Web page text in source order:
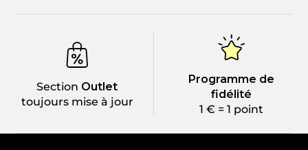
Section Outlet
toujours mise à jour
Programme de
fidélité
1 € = 1 point